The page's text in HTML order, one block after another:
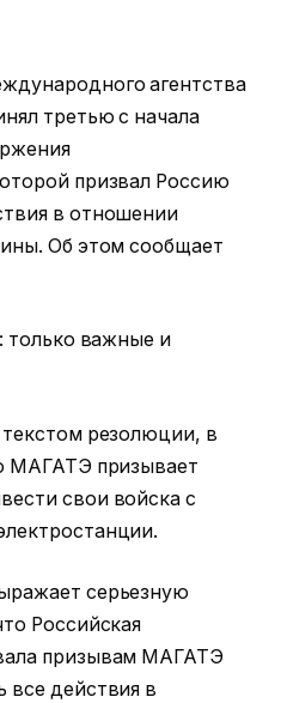
агентства
третью с начала
призвал Россию
в отношении
Об этом сообщает
только важные и
текстом резолюции, в
МАГАТЭ призывает
свои войска с
серьезную
Российская
призывам МАГАТЭ
все действия в